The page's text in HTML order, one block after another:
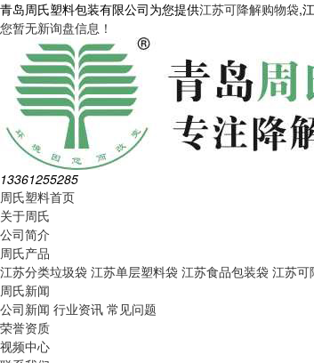
青岛周氏塑料包装有限公司为您提供江苏可降解购物袋,
您暂无新询盘信息！
13361255285
周氏塑料首页
关于周氏
公司简介
周氏产品
江苏分类垃圾袋 江苏单层塑料袋 江苏食品包装袋 江苏可
周氏新闻
公司新闻 行业资讯 常见问题
荣誉资质
视频中心